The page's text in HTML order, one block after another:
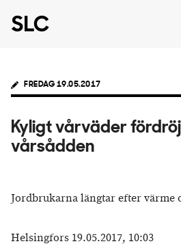
FREDAG 19.05.2017
Kyligt vårväder
vårsådden
Jordbrukarna längtar efter värme
Helsingfors 19.05.2017, 10:03